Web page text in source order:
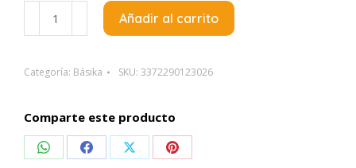
Lazartigue
Champu
Fortalecedor
x250Ml
cantidad
Añadir al carrito
Categoría: Básika SKU: 3372290123026
Comparte este producto
CompartirCompartirCompartirCompartir